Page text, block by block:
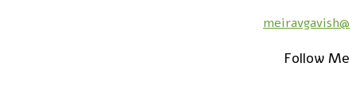
@meiravgavish
Follow Me